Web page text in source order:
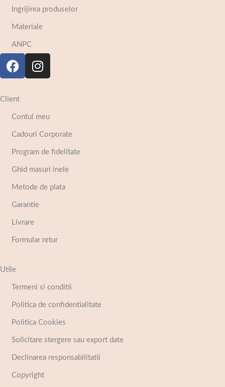
Ingrijirea produselor
Materiale
ANPC
Client
Contul meu
Cadouri Corporate
Program de fidelitate
Ghid masuri inele
Metode de plata
Garantie
Livrare
Formular retur
Utile
Termeni si conditii
Politica de confidentialitate
Politica Cookies
Solicitare stergere sau export date
Declinarea responsabilitatii
Copyright